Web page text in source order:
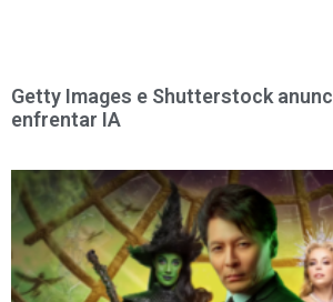
Getty Images e Shutterstock
enfrentar IA